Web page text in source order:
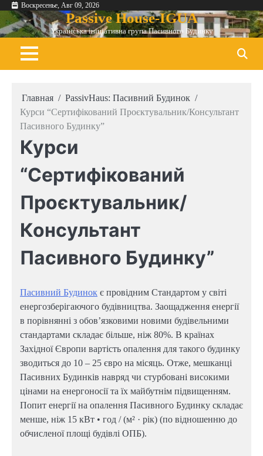
Перейти
содержимому
Воскресенье, Авг 09, 2026
Passive House-IGUA
Українська ініціативна група Пасивного Будинку
Главная
PassivHaus: Пасивний Будинок
Курси “Сертифікований Проєктувальник/Консультант
Пасивного Будинку”
Курси
“Сертифікований
Проєктувальник/
Консультант
Пасивного Будинку”
Пасивний Будинок є провідним Стандартом у світі
енергозберігаючого будівництва. Заощадження енергії
в порівнянні з обов’язковими новими будівельними
стандартами складає більше, ніж 80%. В країнах
Західної Європи вартість опалення для такого будинку
зводиться до 10 – 25 євро на місяць. Отже, мешканці
Пасивних Будинків навряд чи стурбовані високими
цінами на енергоносії та їх майбутнім підвищенням.
Попит енергії на опалення Пасивного Будинку складає
менше, ніж 15 кВт • год / (м² · рік) (по відношенню до
обчисленої площі будівлі ОПБ).